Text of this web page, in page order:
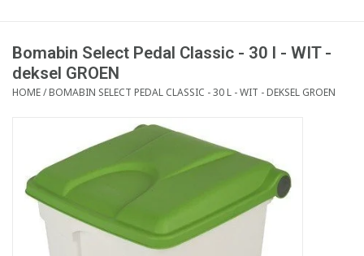
Klantenservice
Blog
Bomabin Select Pedal Classic - 30 l - WIT -
deksel GROEN
HOME/BOMABIN SELECT PEDAL CLASSIC - 30 L - WIT - DEKSEL GROEN